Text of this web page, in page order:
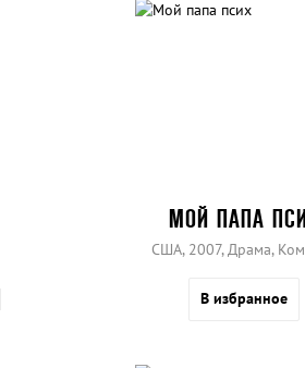
МОЙ ПАПА
США, 2007, Драма,
В избранное